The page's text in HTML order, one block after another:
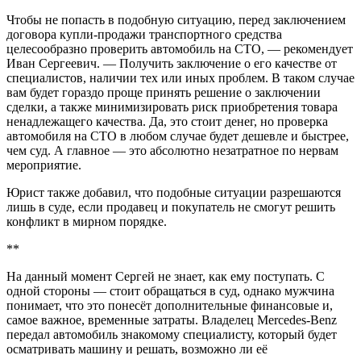
Чтобы не попасть в подобную ситуацию, перед заключением
договора купли-продажи транспортного средства
целесообразно проверить автомобиль на СТО, — рекомендует
Иван Сергеевич. — Получить заключение о его качестве от
специалистов, наличии тех или иных проблем. В таком случае
вам будет гораздо проще принять решение о заключении
сделки, а также минимизировать риск приобретения товара
ненадлежащего качества. Да, это стоит денег, но проверка
автомобиля на СТО в любом случае будет дешевле и быстрее,
чем суд. А главное — это абсолютно незатратное по нервам
мероприятие.
Юрист также добавил, что подобные ситуации разрешаются
лишь в суде, если продавец и покупатель не смогут решить
конфликт в мирном порядке.
**
На данный момент Сергей не знает, как ему поступать. С
одной стороны — стоит обращаться в суд, однако мужчина
понимает, что это понесёт дополнительные финансовые и,
самое важное, временные затраты. Владелец Mercedes-Benz
передал автомобиль знакомому специалисту, который будет
осматривать машину и решать, возможно ли её